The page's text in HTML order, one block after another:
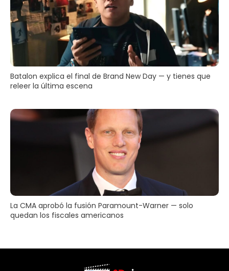
Batalon explica el final de Brand New Day — y tienes que
releer la última escena
La CMA aprobó la fusión Paramount-Warner — solo
quedan los fiscales americanos